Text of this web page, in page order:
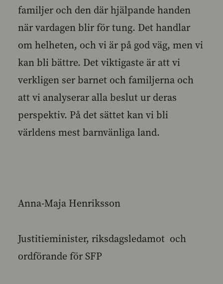
familjer och den där hjälpande handen
när vardagen blir för tung. Det handlar
om helheten, och vi är på god väg, men vi
kan bli bättre. Det viktigaste är att vi
verkligen ser barnet och familjerna och
att vi analyserar alla beslut ur deras
perspektiv. På det sättet kan vi bli
världens mest barnvänliga land.
Anna-Maja Henriksson
Justitieminister, riksdagsledamot och
ordförande för SFP